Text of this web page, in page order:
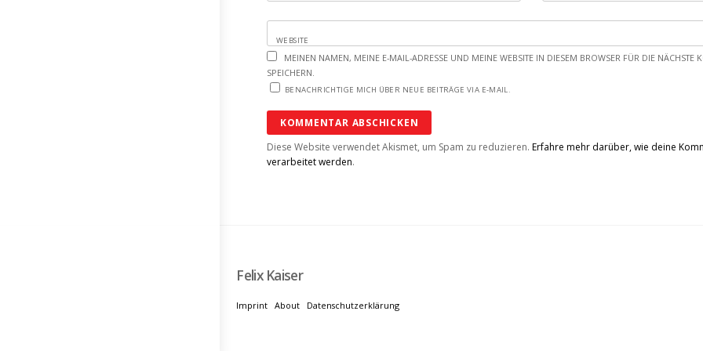
WEBSITE
MEINEN NAMEN, MEINE E-MAIL-ADRESSE UND MEINE WEBSITE IN DIESEM BROWSER FÜR DIE NÄCHSTE
SPEICHERN.
BENACHRICHTIGE MICH ÜBER NEUE BEITRÄGE VIA E-MAIL.
Diese Website verwendet Akismet, um Spam zu reduzieren. Erfahre mehr darüber, wie deine
verarbeitet werden.
Felix Kaiser
Imprint About Datenschutzerklärung